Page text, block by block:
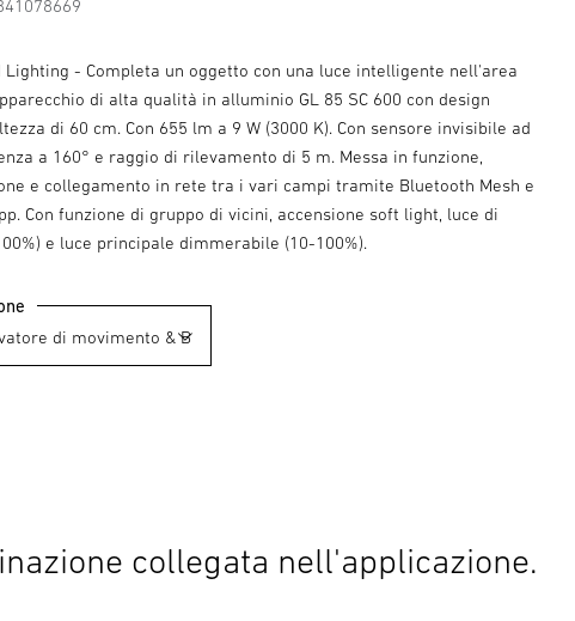
Lighting - Completa un oggetto con una luce intelligente nell'area
di alta qualità in alluminio GL 85 SC 600 con design
di 60 cm. Con 655 lm a 9 W (3000 K). Con sensore invisibile ad
a 160° e raggio di rilevamento di 5 m. Messa in funzione,
e collegamento in rete tra i vari campi tramite Bluetooth Mesh e
Con funzione di gruppo di vicini, accensione soft light, luce di
e luce principale dimmerabile (10-100%).
collegata nell'applicazione.